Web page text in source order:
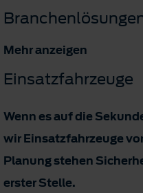
Mehr anzeigen
Einsatzfahrzeuge
Wenn es auf die
wir Einsatzfahrzeuge
Planung stehen
erster Stelle.